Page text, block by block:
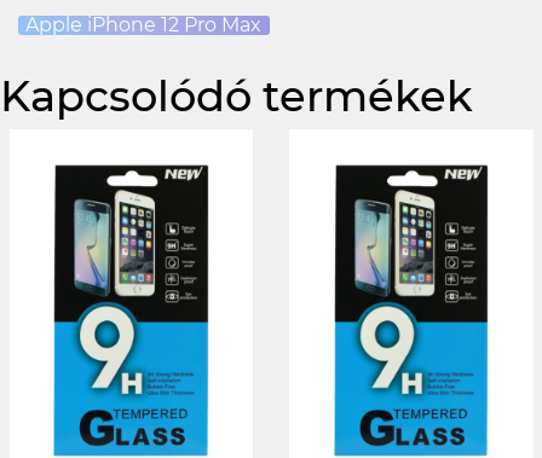
Apple iPhone 12 Pro Max
Kapcsolódó termékek